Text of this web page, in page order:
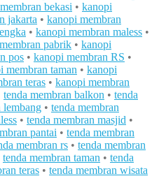
bekasi • kanopi
jakarta • kanopi membran
• kanopi membran maless •
pabrik • kanopi
pos • kanopi membran RS •
membran taman • kanopi
teras • kanopi membran
tenda membran balkon • tenda
lembang • tenda membran
• tenda membran masjid •
pantai • tenda membran
membran rs • tenda membran
tenda membran taman • tenda
teras • tenda membran wisata